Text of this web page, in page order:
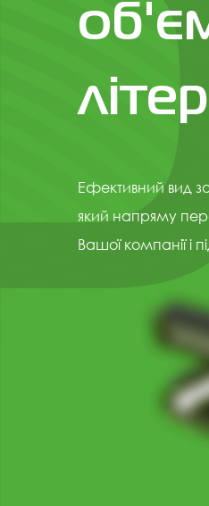
Ефективний вид
який напряму
Вашої компанії і